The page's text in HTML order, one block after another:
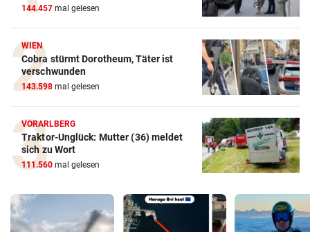
144.457 mal gelesen
WIEN
Cobra stürmt Dorotheum, Täter ist
verschwunden
143.598 mal gelesen
VORARLBERG
Traktor-Unglück: Mutter (36) meldet
sich zu Wort
111.560 mal gelesen